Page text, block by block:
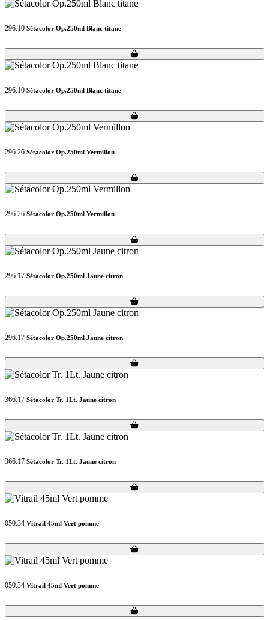
296.10 Sétacolor Op.250ml Blanc titane
Loading...
Loading...
296.10 Sétacolor Op.250ml Blanc titane
Loading...
Loading...
296.26 Sétacolor Op.250ml Vermillon
Loading...
Loading...
296.26 Sétacolor Op.250ml Vermillon
Loading...
Loading...
296.17 Sétacolor Op.250ml Jaune citron
Loading...
Loading...
296.17 Sétacolor Op.250ml Jaune citron
Loading...
Loading...
366.17 Sétacolor Tr. 1Lt. Jaune citron
Loading...
Loading...
366.17 Sétacolor Tr. 1Lt. Jaune citron
Loading...
Loading...
050.34 Vitrail 45ml Vert pomme
Loading...
Loading...
050.34 Vitrail 45ml Vert pomme
Loading...
Loading...